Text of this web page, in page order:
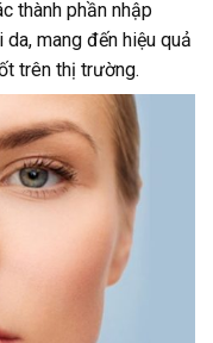
thành phần nhập
mang đến hiệu quả
trên thị trường.